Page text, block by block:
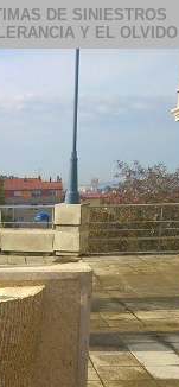
DE SINIESTROS
Y EL OLVIDO